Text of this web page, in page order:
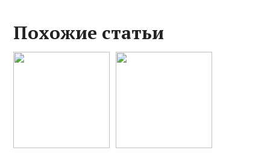
Похожие статьи